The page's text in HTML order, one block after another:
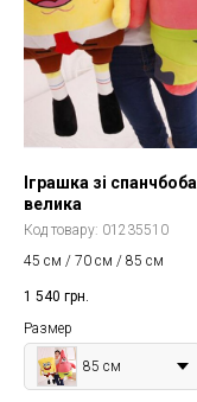
Іграшка зі спанчбоба
велика
Код товару: 01235510
45 см / 70 см / 85 см
1 540 грн.
Размер
85 см